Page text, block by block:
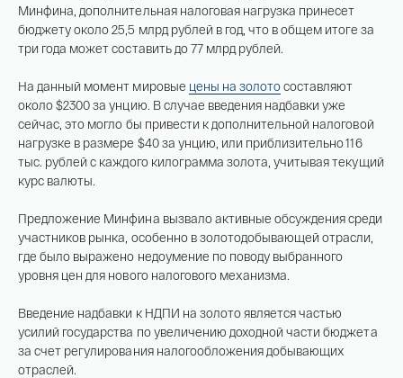
Минфина, дополнительная налоговая нагрузка принесет
бюджету около 25,5 млрд рублей в год, что в общем итоге за
три года может составить до 77 млрд рублей.
На данный момент мировые цены на золотосоставляют
около $2300 за унцию. В случае введения надбавки уже
сейчас, это могло бы привести к дополнительной налоговой
нагрузке в размере $40 за унцию, или приблизительно 116
тыс. рублей с каждого килограмма золота, учитывая текущий
курс валюты.
Предложение Минфина вызвало активные обсуждения среди
участников рынка, особенно в золотодобывающей отрасли,
где было выражено недоумение по поводу выбранного
уровня цен для нового налогового механизма.
Введение надбавки к НДПИ на золото является частью
усилий государства по увеличению доходной части бюджета
за счет регулирования налогообложения добывающих
отраслей.
Российская инвестиционная монета
15,5 гр 2021
Имя*
Телефон*